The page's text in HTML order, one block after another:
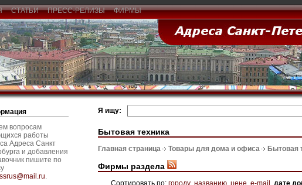
СТАТЬИ ПРЕСС-РЕЛИЗЫ ФИРМЫ
вопросам
работы
Адреса Санкт
и добавления
пишите по
.
Я ищу:
Бытовая техника
Главная страница Товары для дома и офиса Бытовая
Фирмы раздела
Сортировать по: городу названию цене e-mail дате